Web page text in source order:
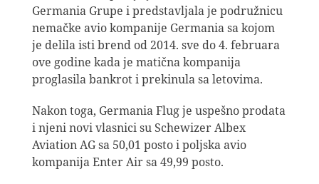
Germania Grupe i predstavljala je podružnicu
nemačke avio kompanije Germania sa kojom
je delila isti brend od 2014. sve do 4. februara
ove godine kada je matična kompanija
proglasila bankrot i prekinula sa letovima.
Nakon toga, Germania Flug je uspešno prodata
i njeni novi vlasnici su Schewizer Albex
Aviation AG sa 50,01 posto i poljska avio
kompanija Enter Air sa 49,99 posto.